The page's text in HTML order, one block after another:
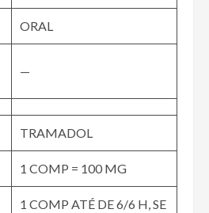
ORAL
—
TRAMADOL
1 COMP = 100 MG
1 COMP ATÉ DE 6/6 H, SE